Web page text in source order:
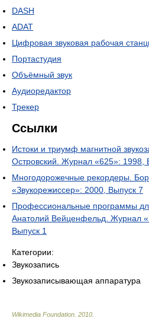
DASH
ADAT
Цифровая звуковая рабочая
Портастудия
Объёмный звук
Аудиоредактор
Трекер
Ссылки
Истоки и триумф магнитной
Островский. Журнал «625»: 1998,
Многодорожечные рекордеры.
«Звукорежиссер»: 2000, Выпуск 7
Профессиональные программы
Анатолий Вейценфельд. Журнал
Выпуск 1
Категории:
Звукозапись
Звукозаписывающая аппаратура
Wikimedia Foundation 2010